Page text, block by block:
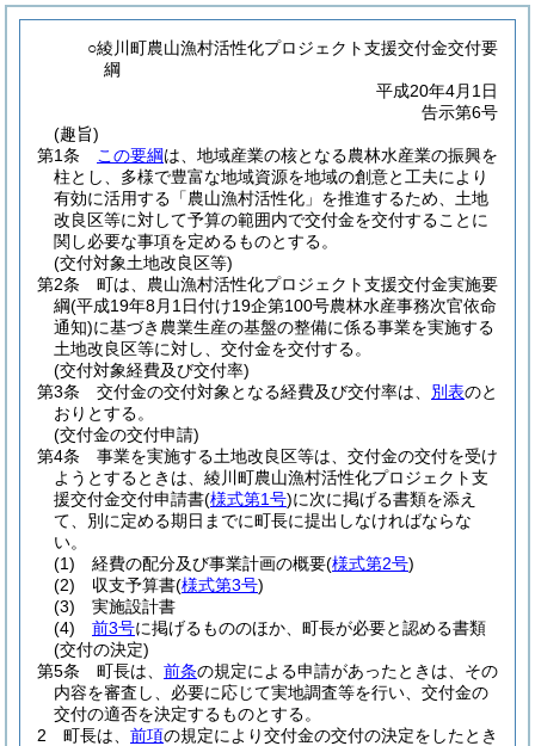
○綾川町農山漁村活性化プロジェクト支援交付金交付要
綱
平成20年4月1日
告示第6号
(趣旨)
第1条
この要綱は、地域産業の核となる農林水産業の振興を
柱とし、多様で豊富な地域資源を地域の創意と工夫により
有効に活用する「農山漁村活性化」を推進するため、土地
改良区等に対して予算の範囲内で交付金を交付することに
関し必要な事項を定めるものとする。
(交付対象土地改良区等)
第2条
町は、農山漁村活性化プロジェクト支援交付金実施要
綱(平成19年8月1日付け19企第100号農林水産事務次官依命
通知)に基づき農業生産の基盤の整備に係る事業を実施する
土地改良区等に対し、交付金を交付する。
(交付対象経費及び交付率)
第3条
交付金の交付対象となる経費及び交付率は、 別表のと
おりとする。
(交付金の交付申請)
第4条
事業を実施する土地改良区等は、交付金の交付を受け
ようとするときは、綾川町農山漁村活性化プロジェクト支
援交付金交付申請書(様式第1号)に次に掲げる書類を添え
て、別に定める期日までに町長に提出しなければならな
い。
(1)
経費の配分及び事業計画の概要(様式第2号)
(2)
収支予算書(様式第3号)
(3)
実施設計書
(4)
前3号に掲げるもののほか、町長が必要と認める書類
(交付の決定)
第5条
町長は、 前条の規定による申請があったときは、その
内容を審査し、必要に応じて実地調査等を行い、交付金の
交付の適否を決定するものとする。
2
町長は、 前項の規定により交付金の交付の決定をしたとき